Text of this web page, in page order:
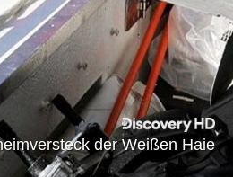
der Weißen Haie